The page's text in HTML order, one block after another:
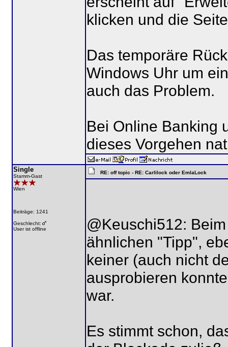
klicken und die
Das temporäre
Windows Uhr um
auch das Problem.
Bei Online Banking
dieses Vorgehen
Single
Stamm-Gast
Wien
Beiträge: 1241
Geschlecht:
User ist offline
RE: off topic - RE: Carlilock oder EmlaLock
@Keuschi512:
ähnlichen "Tipp",
keiner (auch nicht
ausprobieren
war.
Es stimmt schon,